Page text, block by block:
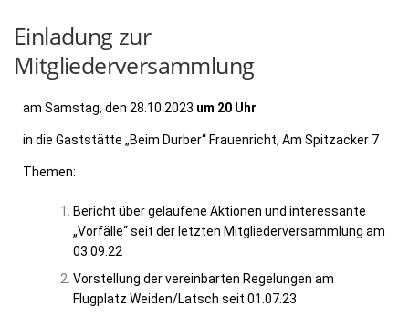
Einladung zur
Mitgliederversammlung
am Samstag, den 28.10.2023 um 20 Uhr
in die Gaststätte „Beim Durber“ Frauenricht, Am Spitzacker 7
Themen:
Bericht über gelaufene Aktionen und interessante
„Vorfälle“ seit der letzten Mitgliederversammlung am
03.09.22
Vorstellung der vereinbarten Regelungen am
Flugplatz Weiden/Latsch seit 01.07.23